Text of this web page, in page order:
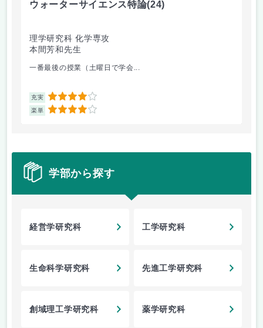
ウォーターサイエンス特論(24)
理学研究科 化学専攻
本間芳和先生
一番最後の授業（土曜日で学会...
充実 4
楽単 4
学部から探す
経営学研究科 工学研究科
生命科学研究科 先進工学研究科
創域理工学研究科 薬学研究科